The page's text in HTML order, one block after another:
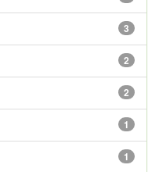
3
2
2
1
1